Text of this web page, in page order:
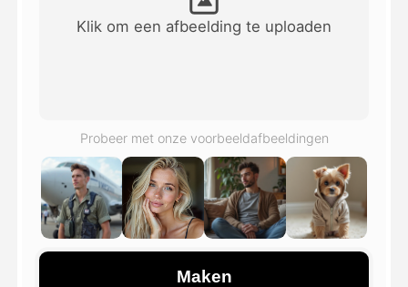
Bekijk alle sjablonen
Galerij
Klik om een afbeelding te uploaden
Probeer met onze voorbeeldafbeeldingen
Maken